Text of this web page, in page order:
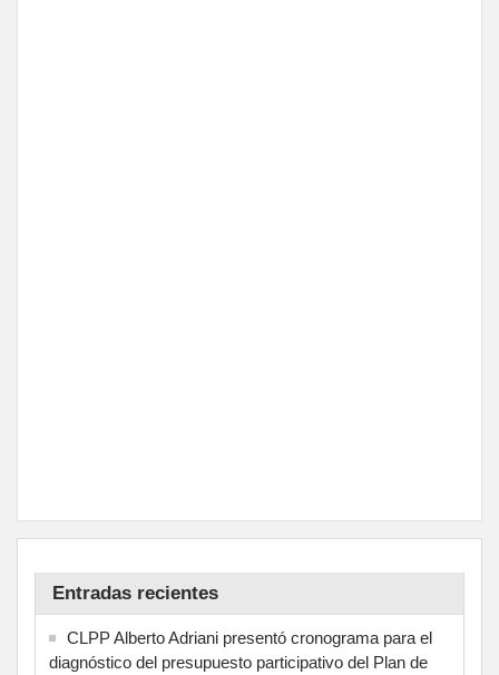
Entradas recientes
CLPP Alberto Adriani presentó cronograma para el
diagnóstico del presupuesto participativo del Plan de